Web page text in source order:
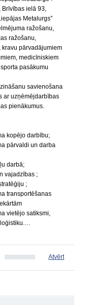
Brīvības ielā 93,
Metalurgs”
ražošanu,
ražošanu,
pārvadājumiem
medicīniskiem
pasākumu
savienošana
ar uzņēmējdarbības
pienākumus.
kopējo darbību;
pārvaldi un darba
darbā;
vajadzības ;
;
transportēšanas
vietējo satiksmi,
loģistiku.…
Atvērt